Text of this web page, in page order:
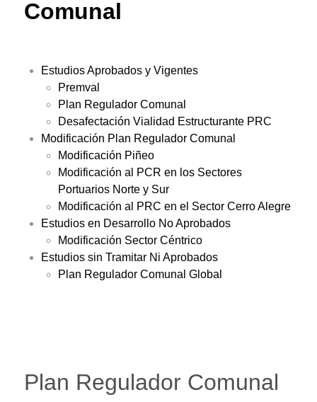
Comunal
Estudios Aprobados y Vigentes
Premval
Plan Regulador Comunal
Desafectación Vialidad Estructurante PRC
Modificación Plan Regulador Comunal
Modificación Piñeo
Modificación al PCR en los Sectores
Portuarios Norte y Sur
Modificación al PRC en el Sector Cerro Alegre
Estudios en Desarrollo No Aprobados
Modificación Sector Céntrico
Estudios sin Tramitar Ni Aprobados
Plan Regulador Comunal Global
Plan Regulador Comunal